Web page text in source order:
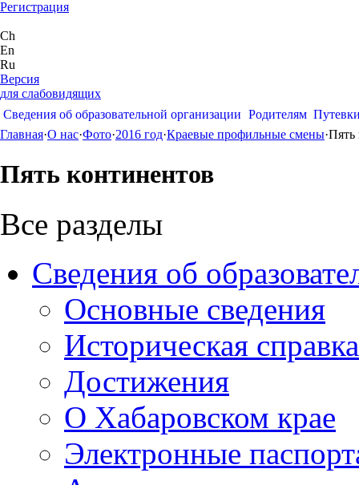
Регистрация
Ch
En
Ru
Версия
для слабовидящих
Сведения об образовательной организации Родителям
Главная·О нас·Фото·2016 год·Краевые профильные смены·Пять
Пять континентов
Все разделы
Сведения об
Основные сведения
Историческая справка
Достижения
О Хабаровском крае
Электронные